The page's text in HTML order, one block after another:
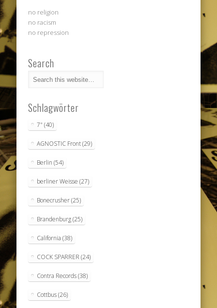
no religion
no racism
no repression
Search
Schlagwörter
7" (40)
AGNOSTIC Front(29)
Berlin (54)
berliner Weisse (27)
Bonecrusher(25)
Brandenburg(25)
California (38)
COCK SPARRER (24)
Contra Records(38)
Cottbus(26)